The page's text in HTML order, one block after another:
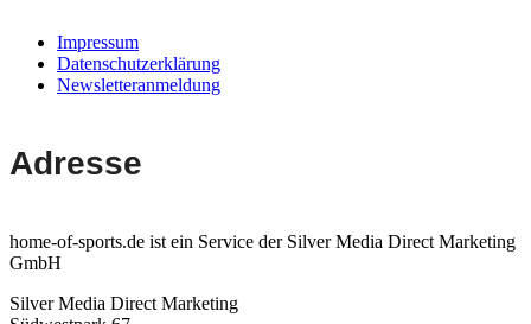
Impressum
Datenschutzerklärung
Newsletteranmeldung
Adresse
home-of-sports.de ist ein Service der Silver Media Direct Marketing
GmbH
Silver Media Direct Marketing